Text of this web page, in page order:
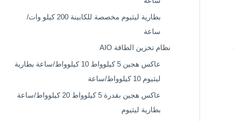
بطارية ليثيوم مخصصة للكابينة 200 كيلو وات/
ساعة
نظام تخزين الطاقة AIO
عاكس هجين 5 كيلوواط 10 كيلوواط/ساعة بطارية
ليثيوم 10 كيلوواط/ساعة
عاكس هجين بقدرة 5 كيلوواط 20 كيلوواط/ساعة
بطارية ليثيوم